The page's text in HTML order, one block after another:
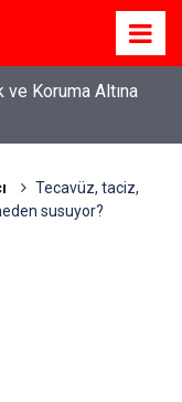
ve Koruma Altına
Tecavüz, taciz,
susuyor?